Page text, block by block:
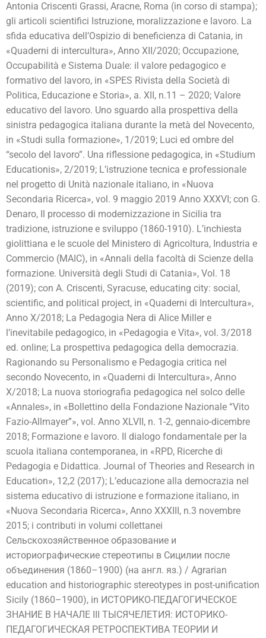
Antonia Criscenti Grassi, Aracne, Roma (in corso di stampa);
gli articoli scientifici Istruzione, moralizzazione e lavoro. La
sfida educativa dell’Ospizio di beneficienza di Catania, in
«Quaderni di intercultura», Anno XII/2020; Occupazione,
Occupabilità e Sistema Duale: il valore pedagogico e
formativo del lavoro, in «SPES Rivista della Società di
Politica, Educazione e Storia», a. XII, n.11 – 2020; Valore
educativo del lavoro. Uno sguardo alla prospettiva della
sinistra pedagogica italiana durante la metà del Novecento,
in «Studi sulla formazione», 1/2019; Luci ed ombre del
“secolo del lavoro”. Una riflessione pedagogica, in «Studium
Educationis», 2/2019; L’istruzione tecnica e professionale
nel progetto di Unità nazionale italiano, in «Nuova
Secondaria Ricerca», vol. 9 maggio 2019 Anno XXXVI; con G.
Denaro, Il processo di modernizzazione in Sicilia tra
tradizione, istruzione e sviluppo (1860-1910). L’inchiesta
giolittiana e le scuole del Ministero di Agricoltura, Industria e
Commercio (MAIC), in «Annali della facoltà di Scienze della
formazione. Università degli Studi di Catania», Vol. 18
(2019); con A. Criscenti, Syracuse, educating city: social,
scientific, and political project, in «Quaderni di Intercultura»,
Anno X/2018; La Pedagogia Nera di Alice Miller e
l’inevitabile pedagogico, in «Pedagogia e Vita», vol. 3/2018
ed. online; La prospettiva pedagogica della democrazia.
Ragionando su Personalismo e Pedagogia critica nel
secondo Novecento, in «Quaderni di Intercultura», Anno
X/2018; La nuova storiografia pedagogica nel solco delle
«Annales», in «Bollettino della Fondazione Nazionale “Vito
Fazio-Allmayer”», vol. Anno XLVII, n. 1-2, gennaio-dicembre
2018; Formazione e lavoro. Il dialogo fondamentale per la
scuola italiana contemporanea, in «RPD, Ricerche di
Pedagogia e Didattica. Journal of Theories and Research in
Education», 12,2 (2017); L’educazione alla democrazia nel
sistema educativo di istruzione e formazione italiano, in
«Nuova Secondaria Ricerca», Anno XXXIII, n.3 novembre
2015; i contributi in volumi collettanei
Сельскохозяйственное образование и
историографические стереотипы в Сицилии после
объединения (1860–1900) (на англ. яз.) / Agrarian
education and historiographic stereotypes in post-unification
Sicily (1860–1900), in ИСТОРИКО-ПЕДАГОГИЧЕСКОЕ
ЗНАНИЕ В НАЧАЛЕ III ТЫСЯЧЕЛЕТИЯ: ИСТОРИКО-
ПЕДАГОГИЧЕСКАЯ РЕТРОСПЕКТИВА ТЕОРИИ И